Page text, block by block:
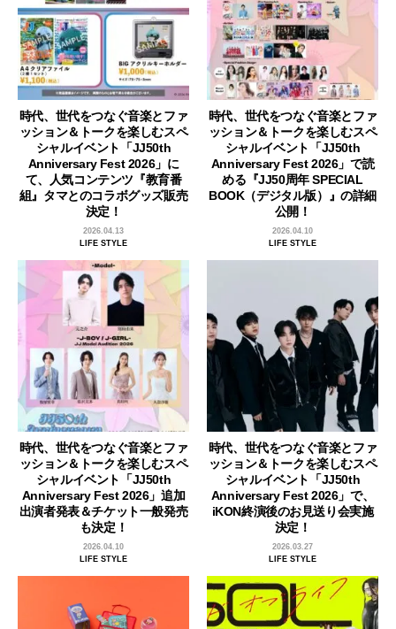
時代、世代をつなぐ音楽とファ
ッション＆トークを楽しむスペ
シャルイベント「JJ50th
Anniversary Fest 2026」に
て、人気コンテンツ『教育番
組』タマとのコラボグッズ販売
決定！
2026.04.13
LIFE STYLE
時代、世代をつなぐ音楽とファ
ッション＆トークを楽しむスペ
シャルイベント「JJ50th
Anniversary Fest 2026」で読
める『JJ50周年 SPECIAL
BOOK（デジタル版）』の詳細
公開！
2026.04.10
LIFE STYLE
時代、世代をつなぐ音楽とファ
ッション＆トークを楽しむスペ
シャルイベント「JJ50th
Anniversary Fest 2026」追加
出演者発表＆チケット一般発売
も決定！
2026.04.10
LIFE STYLE
時代、世代をつなぐ音楽とファ
ッション＆トークを楽しむスペ
シャルイベント「JJ50th
Anniversary Fest 2026」で、
iKON終演後のお見送り会実施
決定！
2026.03.27
LIFE STYLE